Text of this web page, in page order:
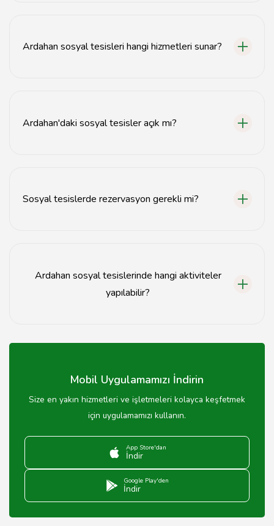
Ardahan sosyal tesisleri hangi hizmetleri sunar?
Ardahan'daki sosyal tesisler açık mı?
Sosyal tesislerde rezervasyon gerekli mi?
Ardahan sosyal tesislerinde hangi aktiviteler
yapılabilir?
çeşitli sosyal etkinlikler yapılabilir.
Mobil Uygulamamızı İndirin
Size en yakın hizmetleri ve işletmeleri kolayca keşfetmek
için uygulamamızı kullanın.
App Store'dan
İndir
Google Play'den
İndir